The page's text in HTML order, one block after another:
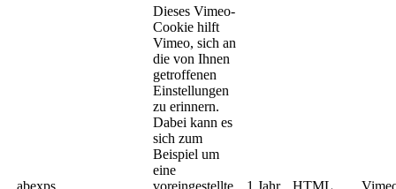
_abexps
Dieses Vimeo-
Cookie hilft
Vimeo, sich an
die von Ihnen
getroffenen
Einstellungen
zu erinnern.
Dabei kann es
sich zum
Beispiel um
eine
voreingestellte
1 Jahr HTML